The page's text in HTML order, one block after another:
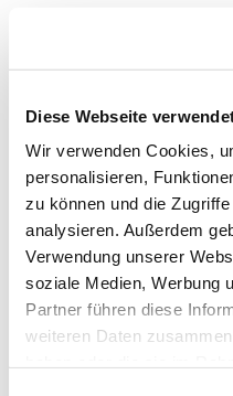
Diese Webseite
Wir verwenden Cookies,
personalisieren,
zu können und die
analysieren. Außerdem
Verwendung unserer
soziale Medien, Werbung
Partner führen diese
weiteren Daten
Dies